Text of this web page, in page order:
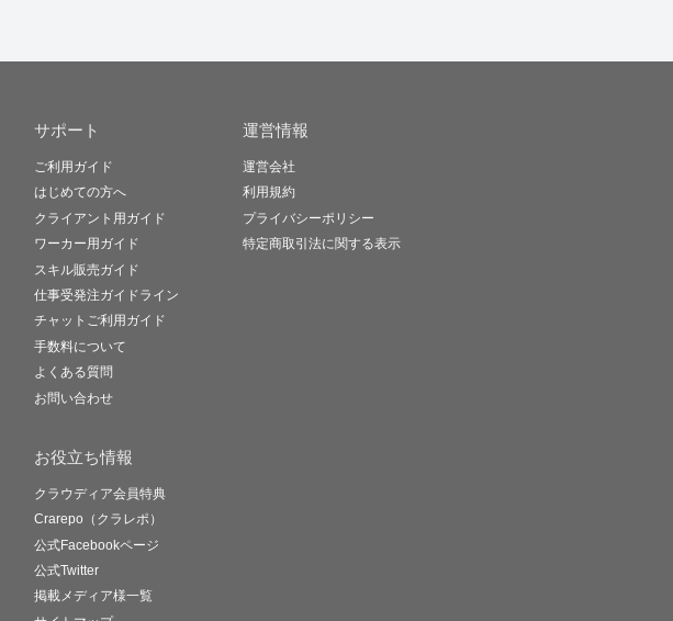
サポート
ご利用ガイド
はじめての方へ
クライアント用ガイド
ワーカー用ガイド
スキル販売ガイド
仕事受発注ガイドライン
チャットご利用ガイド
手数料について
よくある質問
お問い合わせ
お役立ち情報
クラウディア会員特典
Crarepo（クラレポ）
公式Facebookページ
公式Twitter
掲載メディア様一覧
運営情報
運営会社
利用規約
プライバシーポリシー
特定商取引法に関する表示